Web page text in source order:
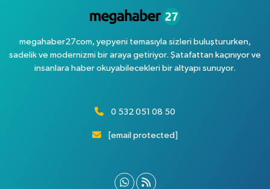
megahaber27com, yepyeni temasıyla sizleri buluştururken,
sadelik ve modernizmi bir araya getiriyor. Şatafattan kaçınıyor ve
insanlara haber okuyabilecekleri bir altyapı sunuyor.
0 532 051 08 50
[email protected]